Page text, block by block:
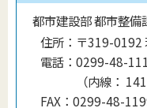
都市建設部 都市整備
住所： 〒319-0192
電話： 0299-48-
（内線 ：
FAX： 0299-48-